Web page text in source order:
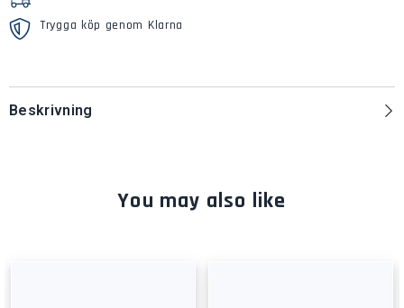
Trygga köp genom Klarna
Beskrivning
You may also like